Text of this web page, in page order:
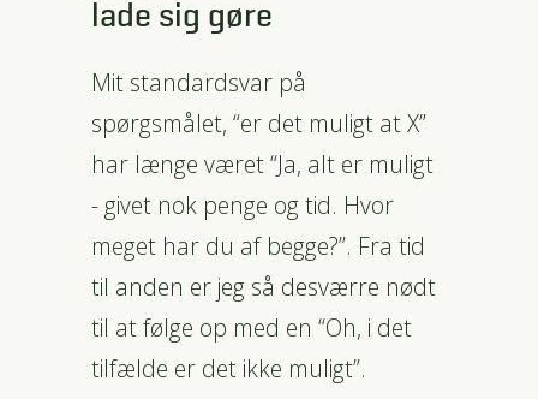
lade sig gøre
Mit standardsvar på
spørgsmålet, “er det muligt at X”
har længe været “Ja, alt er muligt
- givet nok penge og tid. Hvor
meget har du af begge?”. Fra tid
til anden er jeg så desværre nødt
til at følge op med en “Oh, i det
tilfælde er det ikke muligt”.